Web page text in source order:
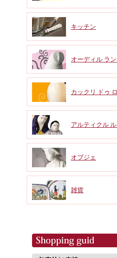
キッチン
オーディル ラ
カックリ ドゥ
アルティクル
オブジェ
雑貨